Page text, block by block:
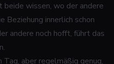
beide wissen, wo der andere
Beziehung innerlich schon
andere noch hofft, führt das
Tag, aber regelmäßig genug,